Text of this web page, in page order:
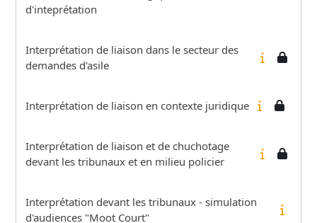
d'inteprétation
Interprétation de liaison dans le secteur des
demandes d'asile
Interprétation de liaison en contexte juridique
Interprétation de liaison et de chuchotage
devant les tribunaux et en milieu policier
Interprétation devant les tribunaux - simulation
d'audiences "Moot Court"